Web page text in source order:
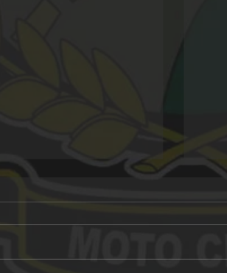
Viagem Oficial - Morro Grande